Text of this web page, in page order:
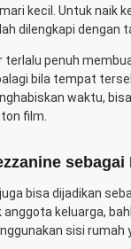
kecil. Untuk naik
dilengkapi dengan
terlalu penuh
bila tempat
waktu,
film.
sebagai
bisa dijadikan
anggota keluarga,
sisi rumah